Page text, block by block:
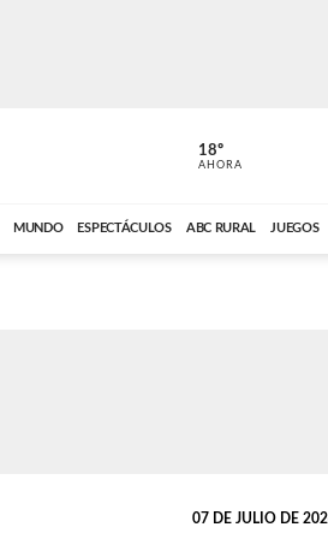
ABC CARDINAL
18º
AHORA
MUNDO ESPECTÁCULOS ABC RURAL JUEGOS
07 DE JULIO DE